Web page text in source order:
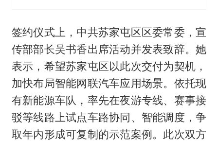
签约仪式上，中共苏家屯区区委常委，宣
传部部长吴书香出席活动并发表致辞。她
表示，希望苏家屯区以此次交付为契机，
加快布局智能网联汽车应用场景。依托现
有新能源车队，率先在夜游专线、赛事接
驳等线路上试点车路协同、智能调度，争
取年内形成可复制的示范案例。此次双方